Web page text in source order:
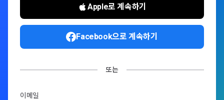
Apple로 계속하기
Facebook으로 계속하기
또는
이메일